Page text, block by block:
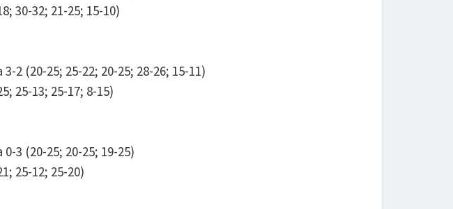
30-32; 21-25; 15-10)
(20-25; 25-22; 20-25; 28-26; 15-11)
25-13; 25-17; 8-15)
3 (20-25; 20-25; 19-25)
25-12; 25-20)